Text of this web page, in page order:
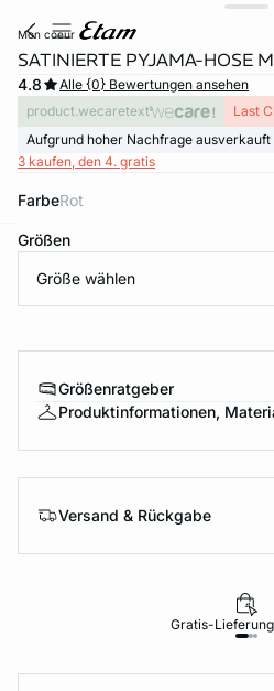
mon coeur
SATINIERTE PYJAMA-HOSE
4.8
Alle {0} Bewertungen ansehen
product.wecaretext
Last
Aufgrund hoher Nachfrage ausverkauft
3 kaufen, den 4. gratis
Farbe rot
Größen
Größe wählen
Größenratgeber
Produktinformationen,
Versand & Rückgabe
Gratis-